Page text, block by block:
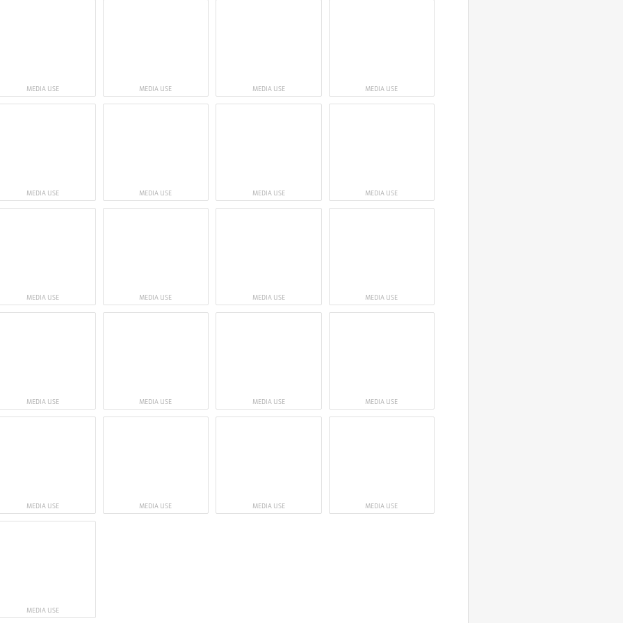
MEDIA USE MEDIA USE MEDIA USE MEDIA USE
MEDIA USE MEDIA USE MEDIA USE MEDIA USE
MEDIA USE MEDIA USE MEDIA USE MEDIA USE
MEDIA USE MEDIA USE MEDIA USE MEDIA USE
MEDIA USE MEDIA USE MEDIA USE MEDIA USE
MEDIA USE